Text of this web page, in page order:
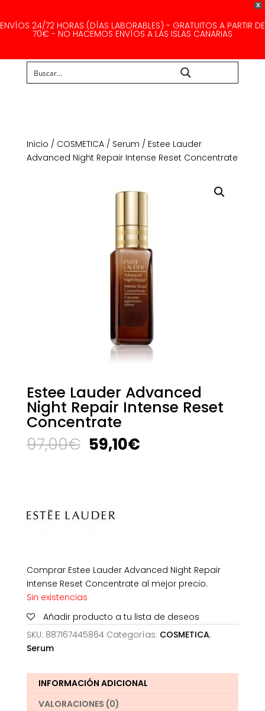
X
ENVÍOS 24/72 HORAS (DÍAS LABORABLES) - GRATUITOS A PARTIR DE
70€ - NO HACEMOS ENVÍOS A LAS ISLAS CANARIAS
Inicio / COSMETICA/ Serum / Estee Lauder
Advanced Night Repair Intense Reset Concentrate
Estee Lauder Advanced
Night Repair Intense Reset
Concentrate
97,00€ El
precio
59,10€El
Comprar Estee Lauder Advanced Night Repair
Intense Reset Concentrate al mejor precio.
Sin existencias
Añadir producto a tu lista de deseos
SKU: 887167445864 Categorías: COSMETICA,
Serum
INFORMACIÓN ADICIONAL
VALORACIONES (0)